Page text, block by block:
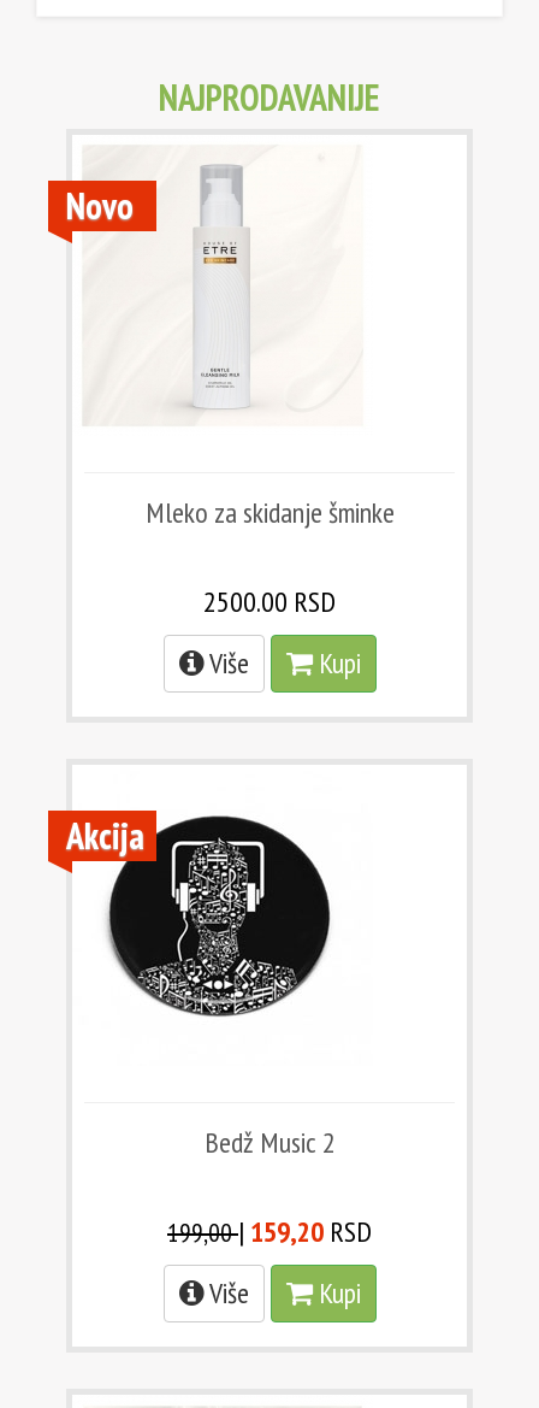
NAJPRODAVANIJE
Mleko za skidanje šminke
2500.00 RSD
Više
Kupi
Novo
Bedž Music 2
199,00| 159,20 RSD
Više
Kupi
Akcija